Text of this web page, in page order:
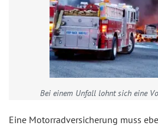
Bei einem Unfall lohnt sich eine
Eine Motorradversicherung muss